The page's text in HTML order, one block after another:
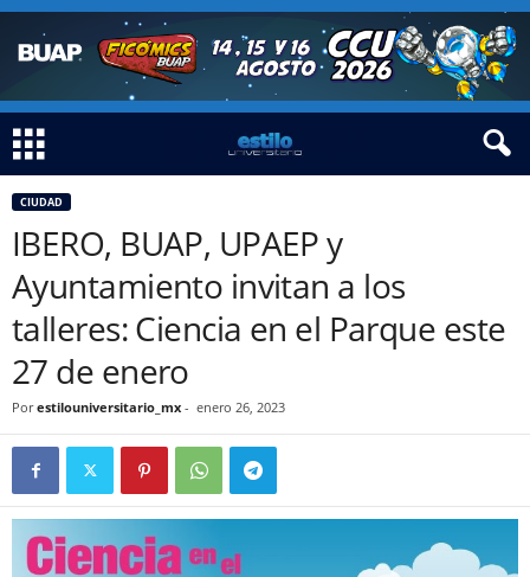
CIUDAD
IBERO, BUAP, UPAEP y
Ayuntamiento invitan a los
talleres: Ciencia en el Parque este
27 de enero
Por estilouniversitario_mx - enero 26, 2023